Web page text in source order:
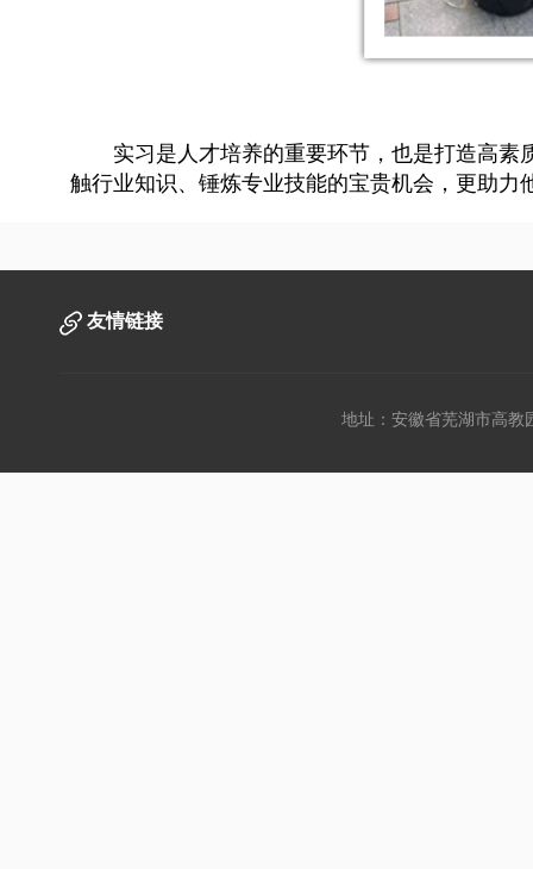
实习是人才培养的重要环节，也是打造高
触行业知识、锤炼专业技能的宝贵机会，更助
友情链接
地址：安徽省芜湖市高